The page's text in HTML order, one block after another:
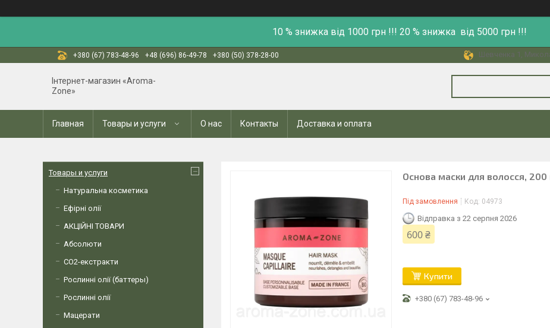
10 % знижка від 1000 грн !!! 20 % знижка від 5000 грн !!!
+380 (67) 783-48-96 +48 (696) 86-49-78 +380 (50) 378-28-00 Шевченка 1,
Інтернет-магазин «Aroma-
Zone»
Главная Товары и услуги О нас Контакты Доставка и оплата
Основа маски для волосся, 200
Під замовлення Код: 04973
Відправка з 22 серпня 2026
600 ₴
Купити
+380 (67) 783-48-96
Товары и услуги
Натуральна косметика
Ефірні олії
АКЦІЙНІ ТОВАРИ
Абсолюти
СО2-екстракти
Рослинні олії (баттеры)
Рослинні олії
Мацерати